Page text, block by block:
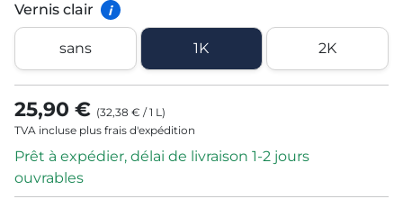
Vernis clair i
sans 1K 2K
25,90 € (32,38 € /1 L )
TVA incluse plus frais d'expédition
Prêt à expédier, délai de livraison 1-2 jours
ouvrables